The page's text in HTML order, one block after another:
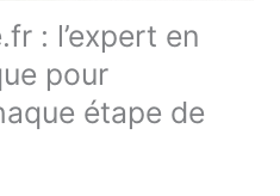
: l’expert en
pour
étape de